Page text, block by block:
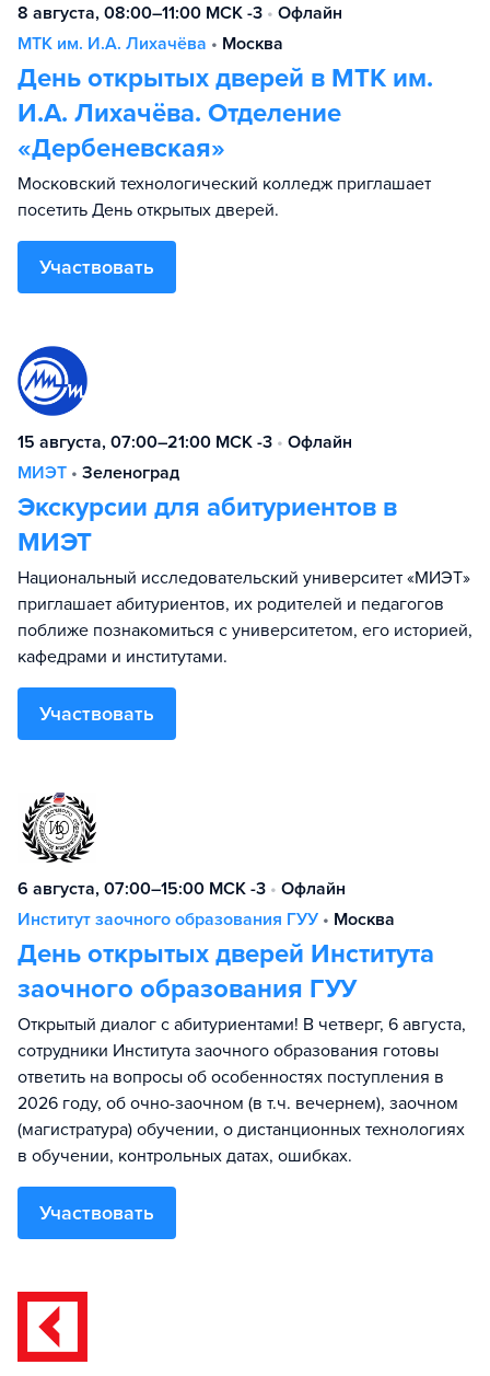
8 августа, 08:00–11:00 МСК -3 • Офлайн
МТК им. И.А. Лихачёва • Москва
День открытых дверей в МТК им.
И.А. Лихачёва. Отделение
«Дербеневская»
Московский технологический колледж приглашает
посетить День открытых дверей.
Участвовать
15 августа, 07:00–21:00 МСК -3 • Офлайн
МИЭТ • Зеленоград
Экскурсии для абитуриентов в
МИЭТ
Национальный исследовательский университет «МИЭТ»
приглашает абитуриентов, их родителей и педагогов
поближе познакомиться с университетом, его историей,
кафедрами и институтами.
Участвовать
6 августа, 07:00–15:00 МСК -3 • Офлайн
Институт заочного образования ГУУ • Москва
День открытых дверей Института
заочного образования ГУУ
Открытый диалог с абитуриентами! В четверг, 6 августа,
сотрудники Института заочного образования готовы
ответить на вопросы об особенностях поступления в
2026 году, об очно-заочном (в т.ч. вечернем), заочном
(магистратура) обучении, о дистанционных технологиях
в обучении, контрольных датах, ошибках.
Участвовать